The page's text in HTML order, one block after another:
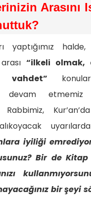
Arasını
yaptığımız
“ilkeli olmak,
devam
Rabbimiz,
iyiliği
Bir de Kitap
bir şeyi